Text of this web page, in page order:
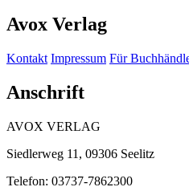
Avox Verlag
Kontakt Impressum Für
Anschrift
AVOX VERLAG
Siedlerweg 11, 09306 Seelitz
Telefon: 03737-7862300